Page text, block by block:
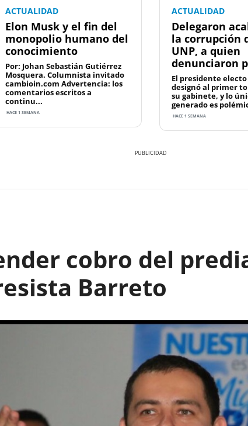
ACTUALIDAD
Elon Musk y el fin del
monopolio humano del
conocimiento
Por: Johan Sebastián Gutiérrez
Mosquera. Columnista invitado
cambioin.com Advertencia: los
comentarios escritos a
continu...
HACE 1 SEMANA
ACTUALIDAD
Delegaron
la corrupción
UNP, a quien
denunciaron
El presidente
designó al primer
su gabinete, y lo
generado es
HACE 1 SEMANA
cobro del
Barreto